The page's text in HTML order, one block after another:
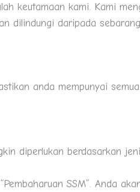
keutamaan kami. Kami
dilindungi daripada
anda mempunyai
diperlukan berdasarkan
SSM”. Anda